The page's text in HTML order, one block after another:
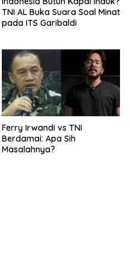
TNI AL Buka Suara Soal Minat
pada ITS Garibaldi
Ferry Irwandi vs TNI
Berdamai: Apa Sih
Masalahnya?